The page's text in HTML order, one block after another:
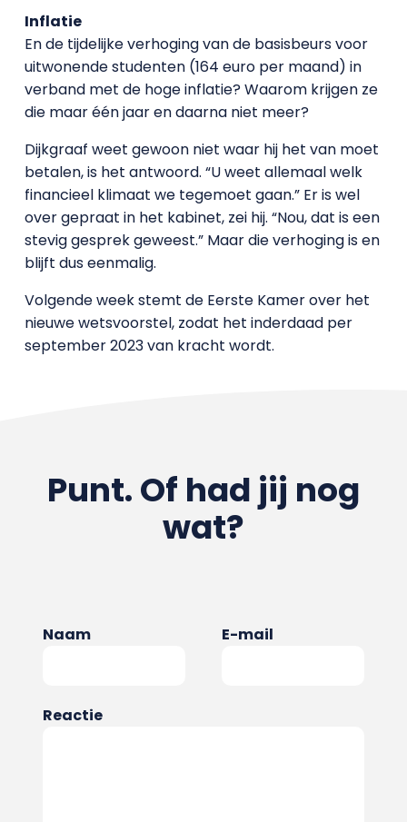
Inflatie
En de tijdelijke verhoging van de basisbeurs voor
uitwonende studenten (164 euro per maand) in
verband met de hoge inflatie? Waarom krijgen ze
die maar één jaar en daarna niet meer?
Dijkgraaf weet gewoon niet waar hij het van moet
betalen, is het antwoord. “U weet allemaal welk
financieel klimaat we tegemoet gaan.” Er is wel
over gepraat in het kabinet, zei hij. “Nou, dat is een
stevig gesprek geweest.” Maar die verhoging is en
blijft dus eenmalig.
Volgende week stemt de Eerste Kamer over het
nieuwe wetsvoorstel, zodat het inderdaad per
september 2023 van kracht wordt.
Punt. Of had jij nog
wat?
Naam E-mail
Reactie